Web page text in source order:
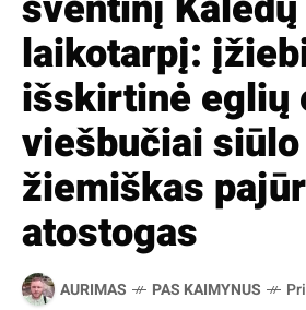
laikotarpį:
išskirtinė eglių
viešbučiai siūlo
žiemiškas
atostogas
AURIMAS PAS KAIMYNUS